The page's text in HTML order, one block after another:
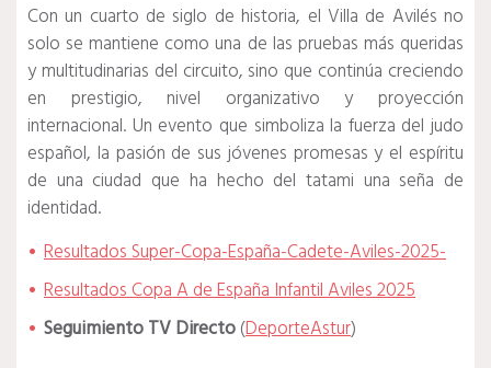
Con un cuarto de siglo de historia, el Villa de Avilés no
solo se mantiene como una de las pruebas más queridas
y multitudinarias del circuito, sino que continúa creciendo
en prestigio, nivel organizativo y proyección
internacional. Un evento que simboliza la fuerza del judo
español, la pasión de sus jóvenes promesas y el espíritu
de una ciudad que ha hecho del tatami una seña de
identidad.
Resultados Super-Copa-España-Cadete-Aviles-2025-
Resultados Copa A de España Infantil Aviles 2025
Seguimiento TV Directo(DeporteAstur)